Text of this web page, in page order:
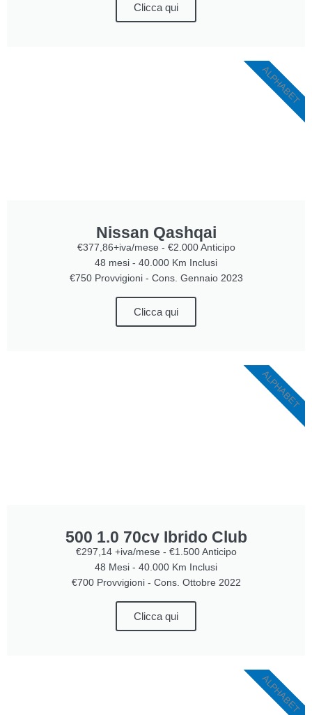
Clicca qui
Nissan Qashqai
€377,86+iva/mese - €2.000 Anticipo
48 mesi - 40.000 Km Inclusi
€750 Provvigioni - Cons. Gennaio 2023
Clicca qui
ALPHABET
500 1.0 70cv Ibrido Club
€297,14 +iva/mese - €1.500 Anticipo
48 Mesi - 40.000 Km Inclusi
€700 Provvigioni - Cons. Ottobre 2022
Clicca qui
ALPHABET
ALPHABET